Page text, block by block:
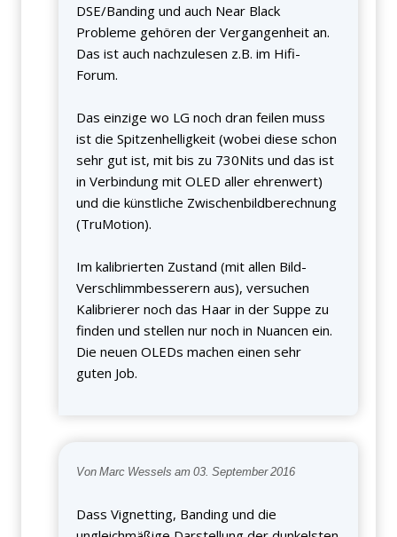
DSE/Banding und auch Near Black
Probleme gehören der Vergangenheit an.
Das ist auch nachzulesen z.B. im Hifi-
Forum.
Das einzige wo LG noch dran feilen muss
ist die Spitzenhelligkeit (wobei diese schon
sehr gut ist, mit bis zu 730Nits und das ist
in Verbindung mit OLED aller ehrenwert)
und die künstliche Zwischenbildberechnung
(TruMotion).
Im kalibrierten Zustand (mit allen Bild-
Verschlimmbesserern aus), versuchen
Kalibrierer noch das Haar in der Suppe zu
finden und stellen nur noch in Nuancen ein.
Die neuen OLEDs machen einen sehr
guten Job.
Von Marc Wessels am 03. September 2016
Dass Vignetting, Banding und die